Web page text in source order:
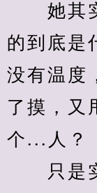
她其实
的到底是
没有温度
了摸，又
个...人？
只是实